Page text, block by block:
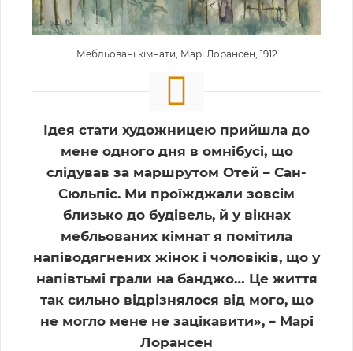
Мебльовані кімнати, Марі Лорансен, 1912
Ідея стати художницею прийшла до
мене одного дня в омнібусі, що
слідував за маршрутом Отей – Сан-
Сюльпіс. Ми проїжджали зовсім
близько до будівель, й у вікнах
мебльованих кімнат я помітила
напіводягнених жінок і чоловіків, що у
напівтьмі грали на банджо… Це життя
так сильно відрізнялося від мого, що
не могло мене не зацікавити», – Марі
Лорансен